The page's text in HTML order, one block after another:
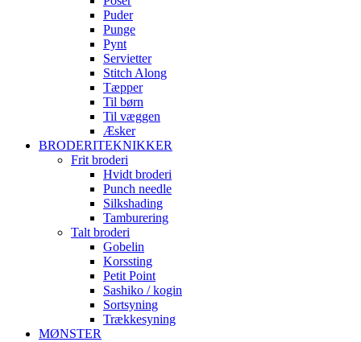
Puder
Punge
Pynt
Servietter
Stitch Along
Tæpper
Til børn
Til væggen
Æsker
BRODERITEKNIKKER
Frit broderi
Hvidt broderi
Punch needle
Silkshading
Tamburering
Talt broderi
Gobelin
Korssting
Petit Point
Sashiko / kogin
Sortsyning
Trækkesyning
MØNSTER